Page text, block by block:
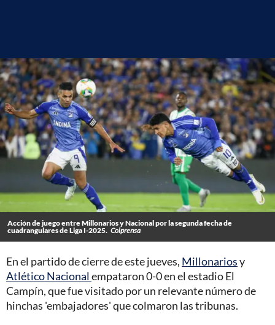
Acción de juego entre Millonarios y Nacional por la segunda fecha de
cuadrangulares de Liga I-2025. Colprensa
En el partido de cierre de este jueves, Millonariosy
Atlético Nacionalempataron 0-0 en el estadio El
Campín, que fue visitado por un relevante número de
hinchas 'embajadores' que colmaron las tribunas.